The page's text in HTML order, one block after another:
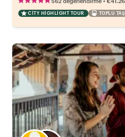
CITY HIGHLIGHT TOUR TOPLU